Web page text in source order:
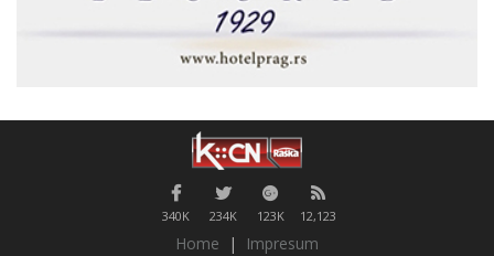
340K 234K 123K 12,123
Home |
Impresum